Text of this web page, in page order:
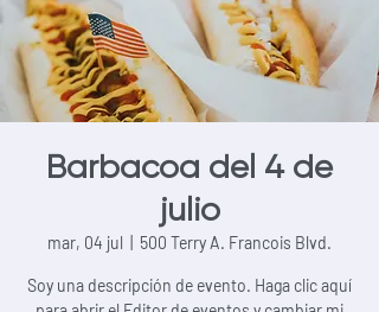
Barbacoa del 4 de
julio
mar, 04 jul 500 Terry A. Francois Blvd.
Soy una descripción de evento. Haga clic aquí